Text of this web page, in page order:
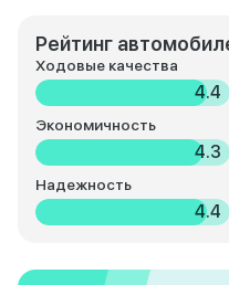
Рейтинг
Ходовые качества
4.4
Экономичность
4.3
Надежность
4.4